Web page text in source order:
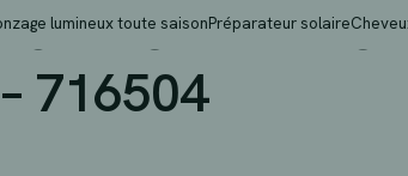
lumineux toute saisonPréparateur solaire
– ZOLDER
716504